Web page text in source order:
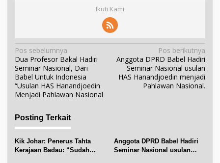
Ikuti Kami
N
a
v
i
g
s
p
Pos sebelumnya
Dua Profesor Bakal Hadiri
Seminar Nasional, Dari
Babel Untuk Indonesia
“Usulan HAS Hanandjoedin
Menjadi Pahlawan Nasional
Pos berikutnya
Anggota DPRD Babel Hadiri
Seminar Nasional usulan
HAS Hanandjoedin menjadi
Pahlawan Nasional.
Posting Terkait
Kik Johar: Penerus Tahta
Kerajaan Badau: “Sudah
Anggota DPRD Babel Hadiri
Seminar Nasional usulan